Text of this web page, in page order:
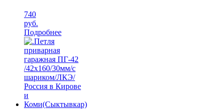
740
руб.
Подробнее